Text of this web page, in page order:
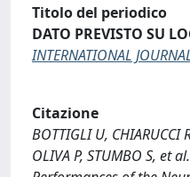
Titolo del periodico
DATO PREVISTO SU
INTERNATIONAL
Citazione
BOTTIGLI U, CHIARUCCI
OLIVA P, STUMBO S, et